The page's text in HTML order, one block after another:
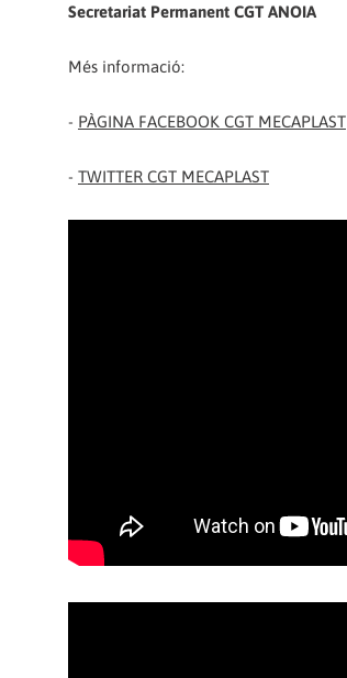
Secretariat Permanent CGT ANOIA
Més informació:
- PÀGINA FACEBOOK CGT MECAPLAST
- TWITTER CGT MECAPLAST